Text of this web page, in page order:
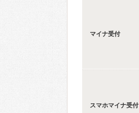
マイナ受付
スマホマイナ受付